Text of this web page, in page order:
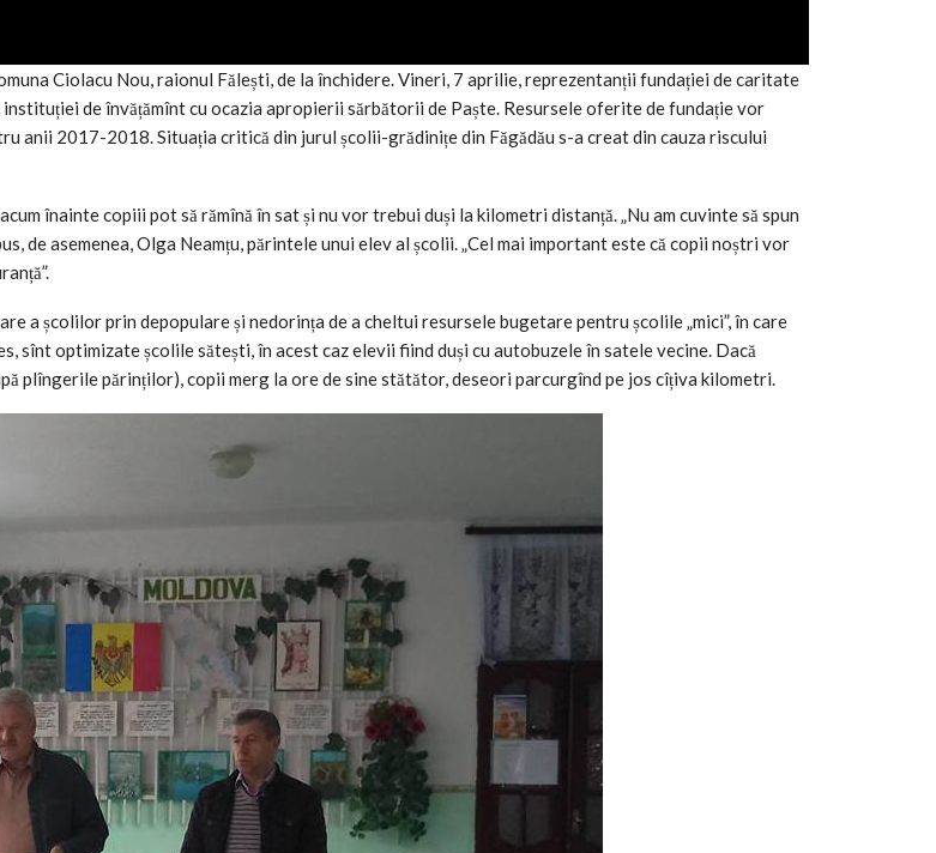
Ciolacu Nou, raionul Fălești, de la închidere. Vineri, 7 aprilie, reprezentanții fundației de caritate
de învățămînt cu ocazia apropierii sărbătorii de Paște. Resursele oferite de fundație vor
anii 2017-2018. Situația critică din jurul școlii-grădinițe din Făgădău s-a creat din cauza riscului
înainte copiii pot să rămînă în sat și nu vor trebui duși la kilometri distanță. „Nu am cuvinte să spun
de asemenea, Olga Neamțu, părintele unui elev al școlii. „Cel mai important este că copii noștri vor
a școlilor prin depopulare și nedorința de a cheltui resursele bugetare pentru școlile „mici”, în care
sînt optimizate școlile sătești, în acest caz elevii fiind duși cu autobuzele în satele vecine. Dacă
plîngerile părinților), copii merg la ore de sine stătător, deseori parcurgînd pe jos cîțiva kilometri.